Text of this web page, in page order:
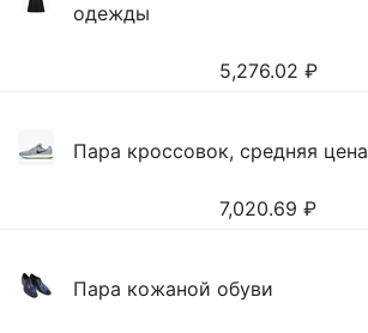
одежды
5,276.02 ₽
Пара кроссовок, средняя цена
7,020.69 ₽
Пара кожаной обуви